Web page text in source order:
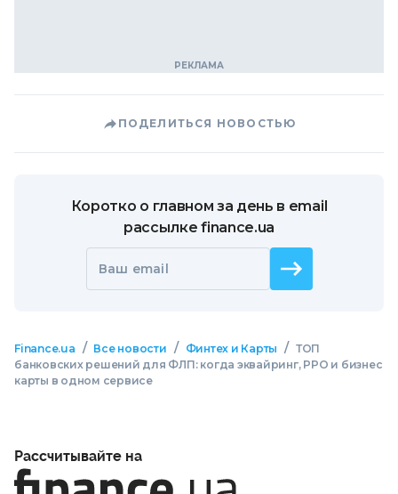
ПОДЕЛИТЬСЯ НОВОСТЬЮ
Коротко о главном за день в email
рассылке finance.ua
Ваш email
Finance.ua / Все новости / Финтех и Карты / ТОП
банковских решений для ФЛП: когда эквайринг, РРО и бизнес
карты в одном сервисе
Рассчитывайте на